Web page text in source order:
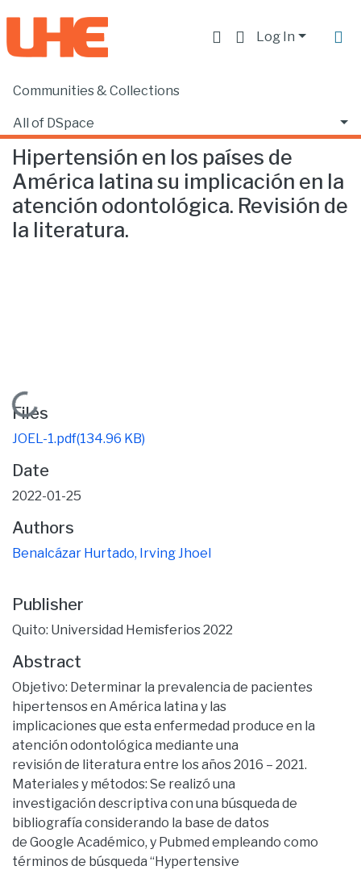
Log In
Communities & Collections
All of DSpace
Statistics
Home
Hipertensión en los países de
América latina su implicación en la
atención odontológica. Revisión de
la literatura.
Loading...
Files
JOEL-1.pdf(134.96 KB)
Date
2022-01-25
Authors
Benalcázar Hurtado, Irving Jhoel
Publisher
Quito: Universidad Hemisferios 2022
Abstract
Objetivo: Determinar la prevalencia de pacientes
hipertensos en América latina y las
implicaciones que esta enfermedad produce en la
atención odontológica mediante una
revisión de literatura entre los años 2016 – 2021.
Materiales y métodos: Se realizó una
investigación descriptiva con una búsqueda de
bibliografía considerando la base de datos
de Google Académico, y Pubmed empleando como
términos de búsqueda “Hypertensive